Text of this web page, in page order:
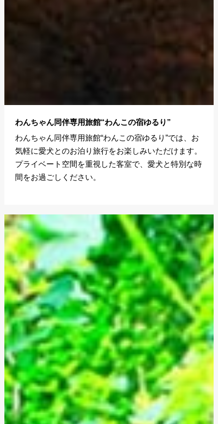
わんちゃん同伴専用旅館“わんこの宿ゆるり”
わんちゃん同伴専用旅館“わんこの宿ゆるり”では、お
気軽に愛犬とのお泊り旅行をお楽しみいただけます。
プライベート空間を重視した客室で、愛犬と特別な時
間をお過ごしください。